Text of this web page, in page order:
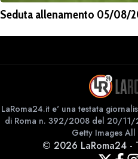
Seduta allenamento 05/08/
LaRoma24.it e' una testata
di Roma n. 392/2008 del 20/11/
Getty Images All
© 2026 LaRoma24-